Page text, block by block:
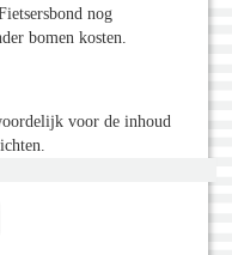
nog
bomen kosten.
voor de inhoud